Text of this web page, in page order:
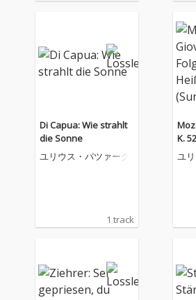
Di Capua: Wie strahlt
die Sonne
ユリウス・パツァーク
1 track
K.
man)
ユ